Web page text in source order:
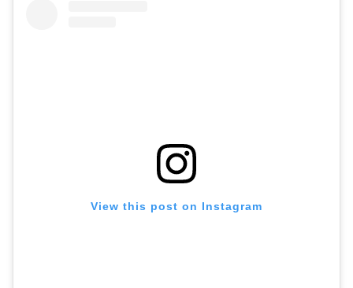
View this post on Instagram